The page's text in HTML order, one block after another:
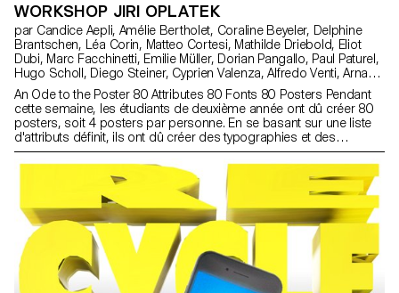
WORKSHOP JIRI OPLATEK
par Candice Aepli, Amélie Bertholet, Coraline Beyeler, Delphine
Brantschen, Léa Corin, Matteo Cortesi, Mathilde Driebold, Eliot
Dubi, Marc Facchinetti, Emilie Müller, Dorian Pangallo, Paul Paturel,
Hugo Scholl, Diego Steiner, Cyprien Valenza, Alfredo Venti, Arnaud
Wenger, Constance Mauler, Flora Hayoz, Lidia Molina González
An Ode to the Poster 80 Attributes 80 Fonts 80 Posters Pendant
cette semaine, les étudiants de deuxième année ont dû créer 80
posters, soit 4 posters par personne. En se basant sur une liste
d'attributs définit, ils ont dû créer des typographies et des
concept autour de ces derniers.